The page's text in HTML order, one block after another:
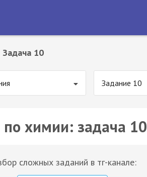
Задача 10
Задание 10
химии: задача 10
сложных заданий в тг-канале: